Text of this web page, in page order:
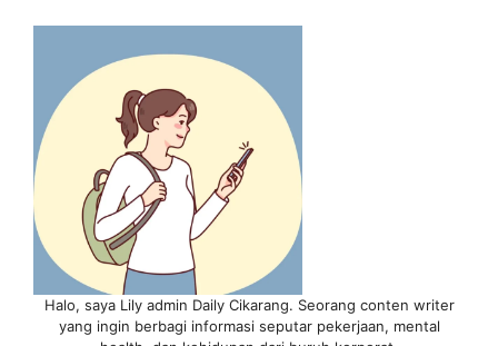
Halo, saya Lily admin Daily Cikarang. Seorang conten writer
yang ingin berbagi informasi seputar pekerjaan, mental